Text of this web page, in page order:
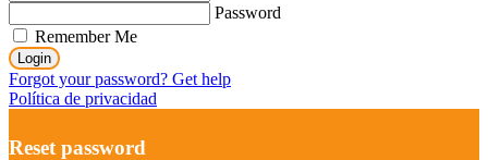
Password
Remember Me
Login
Forgot your password? Get help
Política de privacidad
Reset password